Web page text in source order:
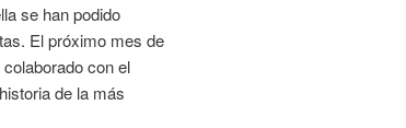
se han podido
El próximo mes de
con el
de la más